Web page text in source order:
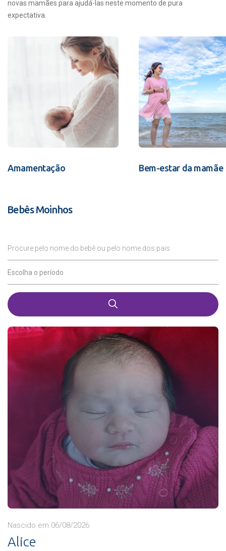
novas mamães para ajudá-las neste momento de pura
expectativa.
Amamentação Bem-estar da mamãe
Bebês Moinhos
Procure pelo nome do bebê ou pelo nome dos pais
Escolha o período
Nascido em 06/08/2026
Alice